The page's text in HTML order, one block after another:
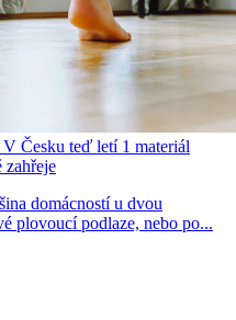
Česku teď letí 1 materiál
zahřeje
domácností u dvou
plovoucí podlaze, nebo po...